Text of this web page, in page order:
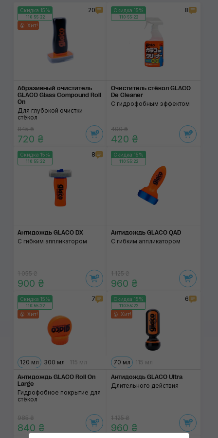
Скидка 15%
110:55:22
Хит!
20
Абразивный очисти­тель
GLACO Glass Compound Roll
On
Для глубокой очистки
стёкол
845 ₴
720 ₴
Скидка 15%
110:55:22
8
Очиститель стёкол GLACO
De Cleaner
С гидрофобным эффектом
490 ₴
420 ₴
Скидка 15%
110:55:22
8
Антидождь GLACO DX
C гибким аппликатором
1 055 ₴
900 ₴
Скидка 15%
110:55:22
Антидождь GLACO QAD
С гибким аппликатором
1 125 ₴
960 ₴
Скидка 15%
110:55:22
Хит!
7
120 мл 300 мл 115 мл
Антидождь GLACO Roll On
Large
Гидрофобное покрытие для
стёкол
985 ₴
840 ₴
Скидка 15%
110:55:22
Хит!
6
70 мл 115 мл
Антидождь GLACO Ultra
Длительного действия
1 125 ₴
960 ₴